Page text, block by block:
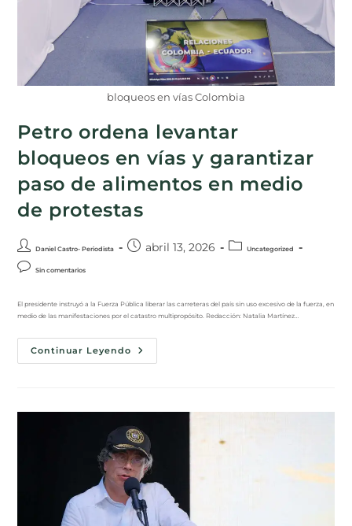
bloqueos en vías Colombia
Petro ordena levantar
bloqueos en vías y garantizar
paso de alimentos en medio
de protestas
Daniel Castro- Periodista abril 13, 2026 Uncategorized
Sin comentarios
El presidente instruyó a la Fuerza Pública liberar las carreteras del país sin uso excesivo de la fuerza, en
medio de las manifestaciones por el catastro multipropósito. Redacción: Natalia Martínez…
Continuar Leyendo